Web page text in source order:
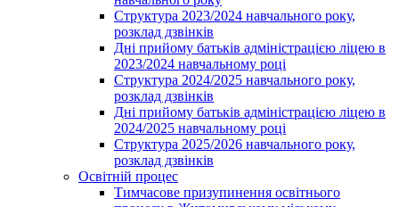
Структура 2023/2024 навчального року,
розклад дзвінків
Дні прийому батьків адміністрацією ліцею в
2023/2024 навчальному році
Структура 2024/2025 навчального року,
розклад дзвінків
Дні прийому батьків адміністрацією ліцею в
2024/2025 навчальному році
Структура 2025/2026 навчального року,
розклад дзвінків
Освітній процес
Тимчасове призупинення освітнього